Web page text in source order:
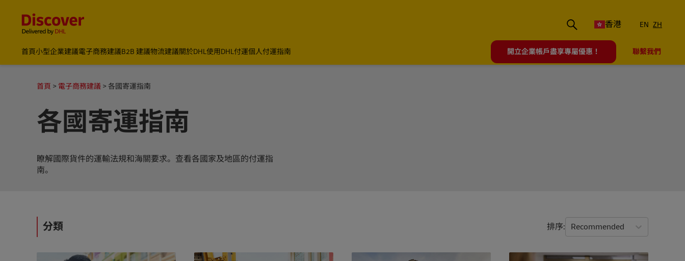
香港
EN ZH
首頁小型企業建議電子商務建議B2B 建議物流建議關於DHL使用DHL付運個人付運指南 開立企業帳戶盡享專屬優惠！ 聯繫我們
首頁 電子商務建議 各國寄運指南
各國寄運指南
瞭解國際貨件的運輸法規和海關要求。查看各國家及地區的付運指
南。
分類 排序 Recommended